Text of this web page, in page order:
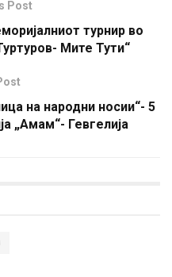
Post
турнир во
Мите Тути“
на народни носии“- 5
„Амам“- Гевгелија